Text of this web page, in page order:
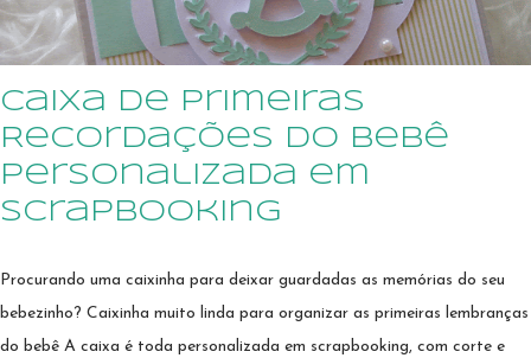
Caixa de Primeiras
Recordações do Bebê
Personalizada em
Scrapbooking
Procurando uma caixinha para deixar guardadas as memórias do seu
bebezinho? Caixinha muito linda para organizar as primeiras lembranças
do bebê A caixa é toda personalizada em scrapbooking, com corte e